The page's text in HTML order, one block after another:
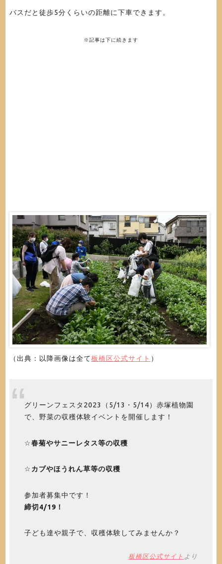
バスだと徒歩5分くらいの距離に下車できます。
※記事は下に続きます
（出典：以降画像は全て板橋区公式サイト ）
グリーンフェスタ2023（5/13・5/14）赤塚植物園
で、野菜の収穫体験イベントを開催します！
☆春菊やサニーレタス等の収穫
☆カブやほうれん草等の収穫
参加者募集中です！
締切4/19！
子ども達や親子で、収穫体験してみませんか？
板橋区公式サイト より